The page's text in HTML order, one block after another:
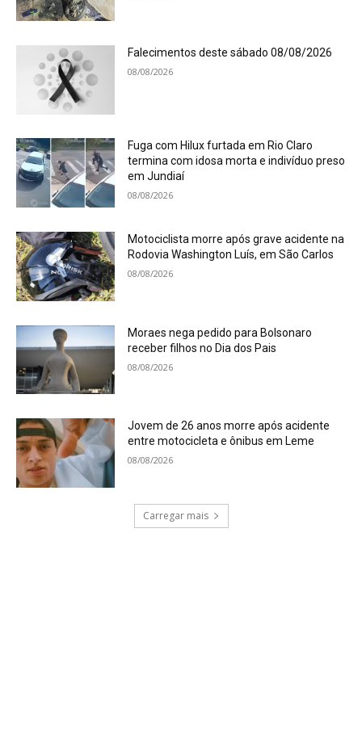
Falecimentos deste sábado 08/08/2026
08/08/2026
Fuga com Hilux furtada em Rio Claro
termina com idosa morta e indivíduo preso
em Jundiaí
08/08/2026
Motociclista morre após grave acidente na
Rodovia Washington Luís, em São Carlos
08/08/2026
Moraes nega pedido para Bolsonaro
receber filhos no Dia dos Pais
08/08/2026
Jovem de 26 anos morre após acidente
entre motocicleta e ônibus em Leme
08/08/2026
Carregar mais